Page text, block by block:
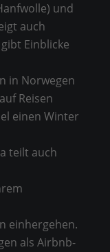
und
auch
Einblicke
in Norwegen
Reisen
einen Winter
teilt auch
einhergehen.
als Airbnb-